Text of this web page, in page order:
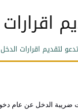
لتقديم اقرارات الدخل
الدخل ‏عن ‏عام دخولهم